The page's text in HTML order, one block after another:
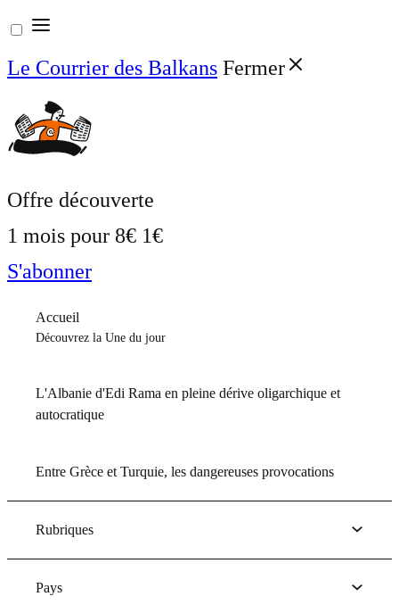
Aller
au
contenu
Le Courrier des Balkans Fermer
Offre découverte
1 mois pour 8€ 1€
S'abonner
Accueil
Découvrez la Une du jour
L'Albanie d'Edi Rama en pleine dérive oligarchique et
autocratique
Entre Grèce et Turquie, les dangereuses provocations
Rubriques
Pays